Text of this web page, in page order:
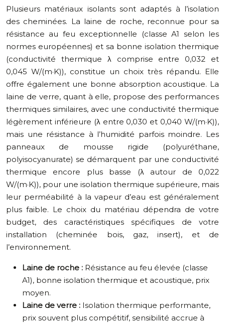
Plusieurs matériaux isolants sont adaptés à l’isolation
des cheminées. La laine de roche, reconnue pour sa
résistance au feu exceptionnelle (classe A1 selon les
normes européennes) et sa bonne isolation thermique
(conductivité thermique λ comprise entre 0,032 et
0,045 W/(m·K)), constitue un choix très répandu. Elle
offre également une bonne absorption acoustique. La
laine de verre, quant à elle, propose des performances
thermiques similaires, avec une conductivité thermique
légèrement inférieure (λ entre 0,030 et 0,040 W/(m·K)),
mais une résistance à l’humidité parfois moindre. Les
panneaux de mousse rigide (polyuréthane,
polyisocyanurate) se démarquent par une conductivité
thermique encore plus basse (λ autour de 0,022
W/(m·K)), pour une isolation thermique supérieure, mais
leur perméabilité à la vapeur d’eau est généralement
plus faible. Le choix du matériau dépendra de votre
budget, des caractéristiques spécifiques de votre
installation (cheminée bois, gaz, insert), et de
l’environnement.
Laine de roche : Résistance au feu élevée (classe
A1), bonne isolation thermique et acoustique, prix
moyen.
Laine de verre : Isolation thermique performante,
prix souvent plus compétitif, sensibilité accrue à